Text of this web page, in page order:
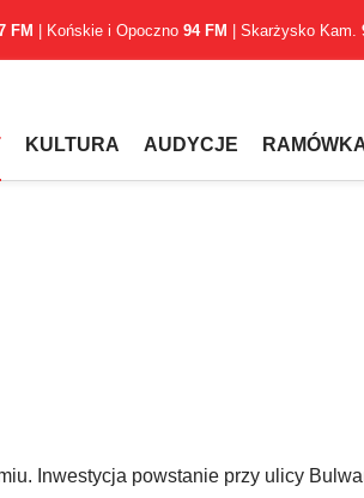
FM | Końskie i Opoczno 94 FM | Skarżysko Kam.
KULTURA AUDYCJE
Inwestycja powstanie przy ulicy